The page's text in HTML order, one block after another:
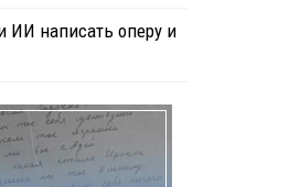
ИИ написать оперу и